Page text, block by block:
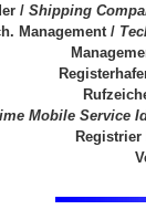
/ Shipping
Management /
Mobile Service
Registrier